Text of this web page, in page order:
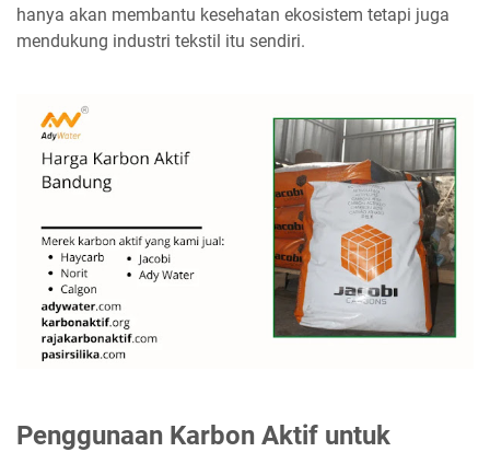
hanya akan membantu kesehatan ekosistem tetapi juga
mendukung industri tekstil itu sendiri.
Penggunaan Karbon Aktif untuk